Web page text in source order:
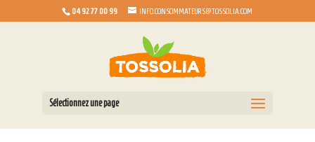
04 92 77 00 99 INFO.CONSOMMATEURS@TOSSOLIA.COM
Sélectionnez une page